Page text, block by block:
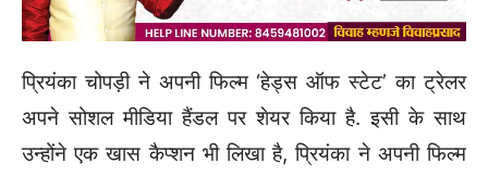
प्रियंका चोपड़ी ने अपनी फिल्म ‘हेड्स ऑफ स्टेट’ का ट्रेलर
अपने सोशल मीडिया हैंडल पर शेयर किया है. इसी के साथ
उन्होंने एक खास कैप्शन भी लिखा है, प्रियंका ने अपनी फिल्म